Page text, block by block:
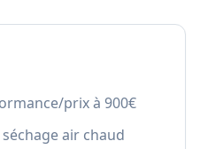
prix à 900€
air chaud